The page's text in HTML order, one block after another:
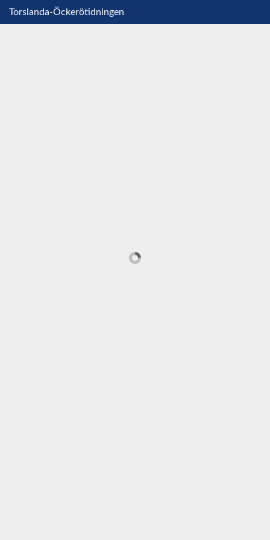
Torslanda-Öckerötidningen